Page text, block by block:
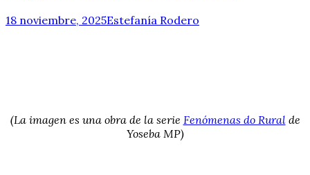
18 noviembre, 2025Estefanía Rodero
(La imagen es una obra de la serie Fenómenas do Ruralde
Yoseba MP)